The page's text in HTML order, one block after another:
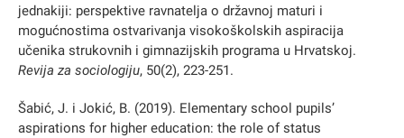
jednakiji: perspektive ravnatelja o državnoj maturi i
mogućnostima ostvarivanja visokoškolskih aspiracija
učenika strukovnih i gimnazijskih programa u Hrvatskoj.
Revija za sociologiju, 50(2), 223-251.
Šabić, J. i Jokić, B. (2019). Elementary school pupils’
aspirations for higher education: the role of status